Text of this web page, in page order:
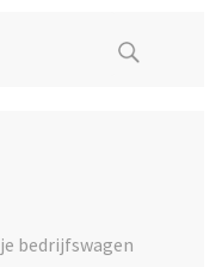
bedrijfswagen